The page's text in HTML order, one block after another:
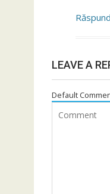
LEAVE A
Default